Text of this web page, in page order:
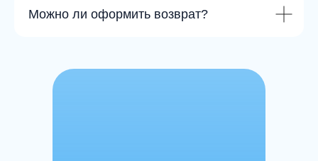
Можно ли оформить возврат?